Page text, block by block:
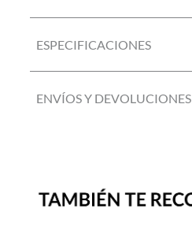
ESPECIFICACIONES
ENVÍOS Y DEVOLUCIONES